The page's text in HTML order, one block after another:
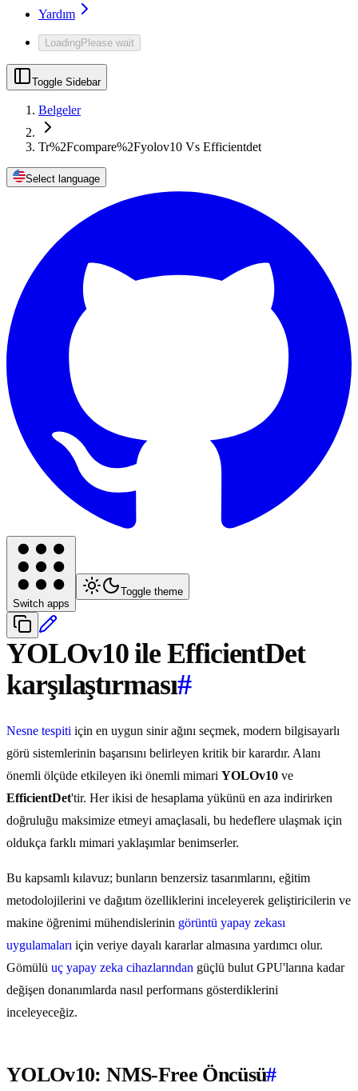
Yardım
LoadingPlease wait
Toggle Sidebar
Belgeler
Tr%2Fcompare%2Fyolov10 Vs Efficientdet
Select language
Switch apps
Toggle theme
YOLOv10 ile EfficientDet
karşılaştırması#
Nesne tespiti için en uygun sinir ağını seçmek, modern bilgisayarlı
görü sistemlerinin başarısını belirleyen kritik bir karardır. Alanı
önemli ölçüde etkileyen iki önemli mimari YOLOv10 ve
EfficientDet'tir. Her ikisi de hesaplama yükünü en aza indirirken
doğruluğu maksimize etmeyi amaçlasali, bu hedeflere ulaşmak için
oldukça farklı mimari yaklaşımlar benimserler.
Bu kapsamlı kılavuz; bunların benzersiz tasarımlarını, eğitim
metodolojilerini ve dağıtım özelliklerini inceleyerek geliştiricilerin ve
makine öğrenimi mühendislerinin görüntü yapay zekası
uygulamaları için veriye dayalı kararlar almasına yardımcı olur.
Gömülü uç yapay zeka cihazlarından güçlü bulut GPU'larına kadar
değişen donanımlarda nasıl performans gösterdiklerini
inceleyeceğiz.
YOLOv10: NMS-Free Öncüsü#